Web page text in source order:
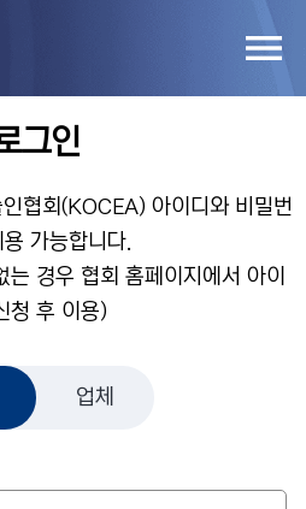
그인
협회(KOCEA) 아이디와 비밀번
가능합니다.
경우 협회 홈페이지에서 아이
청 후 이용)
업체